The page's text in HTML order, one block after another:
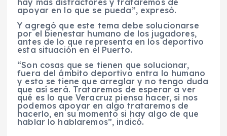
apoyar en lo que se pueda”, expresó.
Y agregó que este tema debe solucionarse
por el bienestar humano de los jugadores,
antes de lo que representa en los deportivo
esta situación en el Puerto.
“Son cosas que se tienen que solucionar,
fuera del ámbito deportivo entra lo humano
y esto se tiene que arreglar y no tengo duda
que así será. Trataremos de esperar a ver
qué es lo que Veracruz piensa hacer, si nos
podemos apoyar en algo trataremos de
hacerlo, en su momento si hay algo de que
hablar lo hablaremos”, indicó.